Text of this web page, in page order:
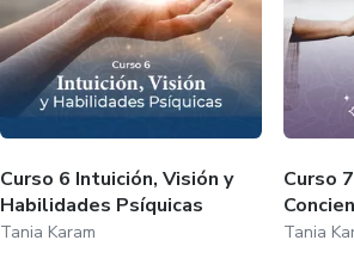
Curso 6 Intuición, Visión y
Habilidades Psíquicas
Tania Karam
Curso
Tania